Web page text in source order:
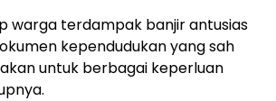
warga terdampak banjir antusias
kependudukan yang sah
untuk berbagai keperluan